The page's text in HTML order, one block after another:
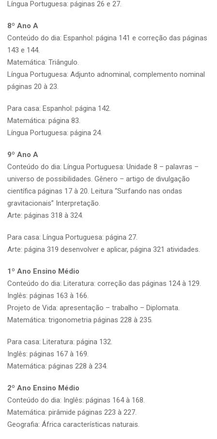
Língua Portuguesa: páginas 26 e 27.
8º Ano A
Conteúdo do dia: Espanhol: página 141 e correção das páginas
143 e 144.
Matemática: Triângulo.
Língua Portuguesa: Adjunto adnominal, complemento nominal
páginas 20 à 23.
Para casa: Espanhol: página 142.
Matemática: página 83.
Língua Portuguesa: página 24.
9º Ano A
Conteúdo do dia: Língua Portuguesa: Unidade 8 – palavras –
universo de possibilidades. Gênero – artigo de divulgação
científica páginas 17 à 20. Leitura “Surfando nas ondas
gravitacionais” Interpretação.
Arte: páginas 318 à 324.
Para casa: Língua Portuguesa: página 27.
Arte: página 319 desenvolver e aplicar, página 321 atividades.
1º Ano Ensino Médio
Conteúdo do dia: Literatura: correção das páginas 124 à 129.
Inglês: páginas 163 à 166.
Projeto de Vida: apresentação – trabalho – Diplomata.
Matemática: trigonometria páginas 228 à 235.
Para casa: Literatura: página 132.
Inglês: páginas 167 à 169.
Matemática: páginas 228 à 234.
2º Ano Ensino Médio
Conteúdo do dia: Inglês: páginas 164 à 168.
Matemática: pirâmide páginas 223 à 227.
Geografia: África características naturais.